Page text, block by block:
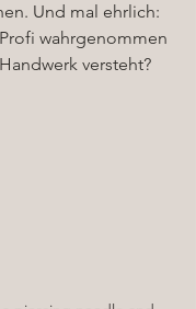
Und mal ehrlich:
wahrgenommen
versteht?